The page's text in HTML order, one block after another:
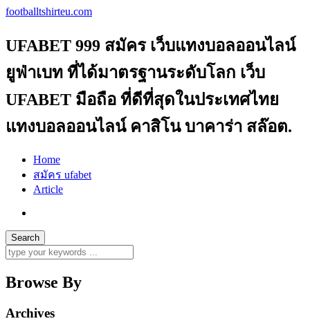
footballtshirteu.com
UFABET 999 สมัคร เว็บแทงบอลออนไลน์
ยูฟ่าเบท ที่ได้มาตรฐานระดับโลก เว็บ
UFABET มือถือ ที่ดีที่สุดในประเทศไทย
แทงบอลออนไลน์ คาสิโน บาคาร่า สล๊อต.
Home
สมัคร ufabet
Article
Browse By
Archives